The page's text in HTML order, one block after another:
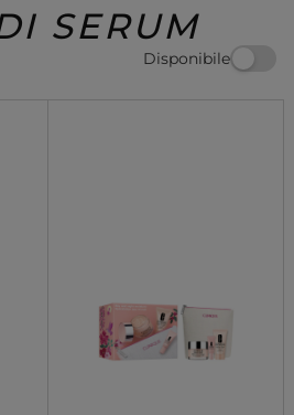
Regalo
SERUM
Disponibile